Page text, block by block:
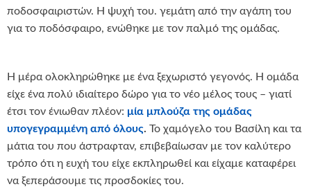
ποδοσφαιριστών. Η ψυχή του. γεμάτη από την αγάπη του
για το ποδόσφαιρο, ενώθηκε με τον παλμό της ομάδας.
Η μέρα ολοκληρώθηκε με ένα ξεχωριστό γεγονός. Η ομάδα
είχε ένα πολύ ιδιαίτερο δώρο για το νέο μέλος τους – γιατί
έτσι τον ένιωθαν πλέον: μία μπλούζα της ομάδας
υπογεγραμμένη από όλους. Το χαμόγελο του Βασίλη και τα
μάτια του που άστραφταν, επιβεβαίωσαν με τον καλύτερο
τρόπο ότι η ευχή του είχε εκπληρωθεί και είχαμε καταφέρει
να ξεπεράσουμε τις προσδοκίες του.